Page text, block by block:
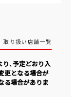
取り扱い店舗一覧
り、予定どおり入
更となる場合が
る場合がありま